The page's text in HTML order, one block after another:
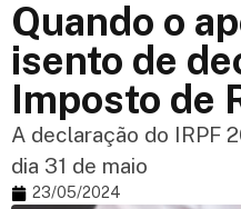
Quando o
isento de
Imposto de
A declaração do IRPF
dia 31 de maio
23/05/2024